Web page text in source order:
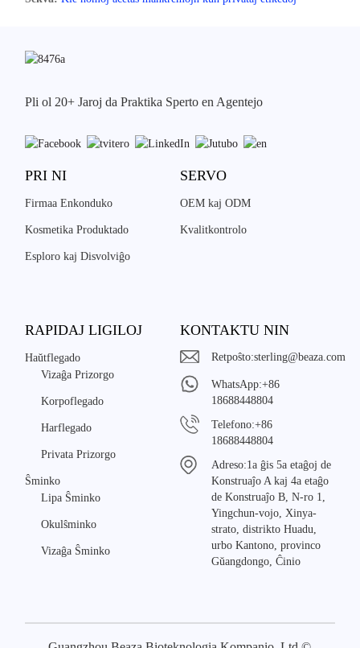
Pli ol 20+ Jaroj da Praktika Sperto en Agentejo
PRI NI
Firmaa Enkonduko
Kosmetika Produktado
Esploro kaj Disvolviĝo
SERVO
OEM kaj ODM
Kvalitkontrolo
RAPIDAJ LIGILOJ
Haŭtflegado
Vizaĝa Prizorgo
Korpoflegado
Harflegado
Privata Prizorgo
Ŝminko
Lipa Ŝminko
Okulŝminko
Vizaĝa Ŝminko
KONTAKTU NIN
Retpoŝto:sterling@beaza.com
WhatsApp:+86
18688448804
Telefono:+86
18688448804
Adreso:1a ĝis 5a etaĝoj de
Konstruaĵo A kaj 4a etaĝo
de Konstruaĵo B, N-ro 1,
Yingchun-vojo, Xinya-
strato, distrikto Huadu,
urbo Kantono, provinco
Gŭangdongo, Ĉinio